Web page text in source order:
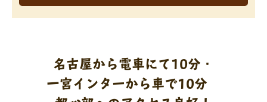
名古屋から電車にて10分・
一宮インターから車で10分